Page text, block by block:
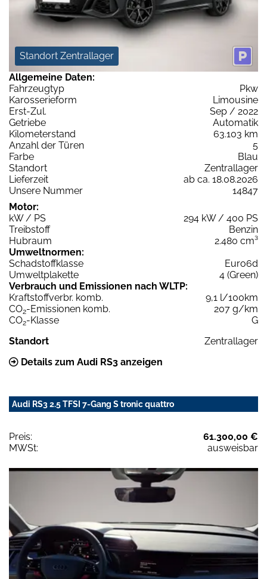
Standort Zentrallager
Allgemeine Daten:
Fahrzeugtyp
Pkw
Karosserieform
Limousine
Erst-Zul.
Sep / 2022
Getriebe
Automatik
Kilometerstand
63.103 km
Anzahl der Türen
5
Farbe
Blau
Standort
Zentrallager
Lieferzeit
ab ca. 18.08.2026
Unsere Nummer
14847
Motor:
kW / PS
294 kW / 400 PS
Treibstoff
Benzin
Hubraum
2.480 cm³
Umweltnormen:
Schadstoffklasse
Euro6d
Umweltplakette
4 (Green)
Verbrauch und Emissionen nach WLTP:
Kraftstoffverbr. komb.
9,1 l/100km
CO2-Emissionen komb.
207 g/km
CO2-Klasse
G
Standort
Zentrallager
Details zum Audi RS3 anzeigen
Audi RS3 2.5 TFSI 7-Gang S tronic quattro
Preis:
61.300,00 €
MWSt:
ausweisbar